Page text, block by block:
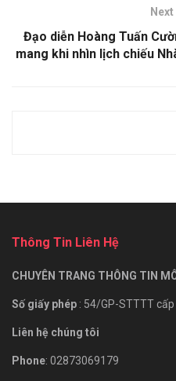
Đạo diễn Hoàng Tuấn
mang khi nhìn lịch chiếu
Thông Tin Liên Hệ
CHUYÊN TRANG THÔNG TIN
Số giấy phép : 54/GP-STTTT
Liên hệ chúng tôi
Phone: 02873069179